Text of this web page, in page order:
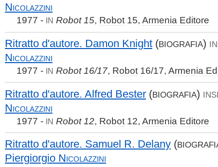
Nicolazzini
1977 - IN Robot 15, Robot 15, Armenia Editore
Ritratto d'autore. Damon Knight (BIOGRAFIA)
Nicolazzini
1977 - IN Robot 16/17, Robot 16/17, Armenia
Ritratto d'autore. Alfred Bester (BIOGRAFIA)
Nicolazzini
1977 - IN Robot 12, Robot 12, Armenia Editore
Ritratto d'autore. Samuel R. Delany (
Piergiorgio Nicolazzini